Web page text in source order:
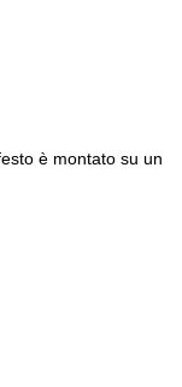
è montato su un